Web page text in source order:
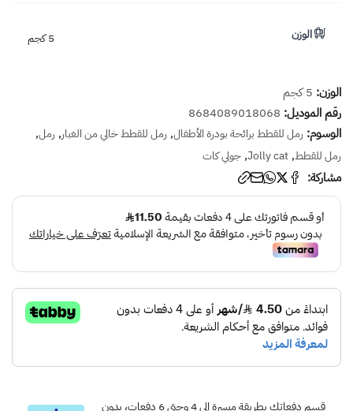
الوزن 5 كجم
الوزن: 5 كجم
رقم الموديل: 8684089018068
الوسوم: رمل للقطط برائحة بودرة الأطفال, رمل للقطط خالي من الغبار, رمل,
رمل للقطط,
Jolly cat
, جولي كات
مشاركة:
قسم دفعاتك بطريقة ميسرة إلى 4 وحتى 6 دفعات، بدون